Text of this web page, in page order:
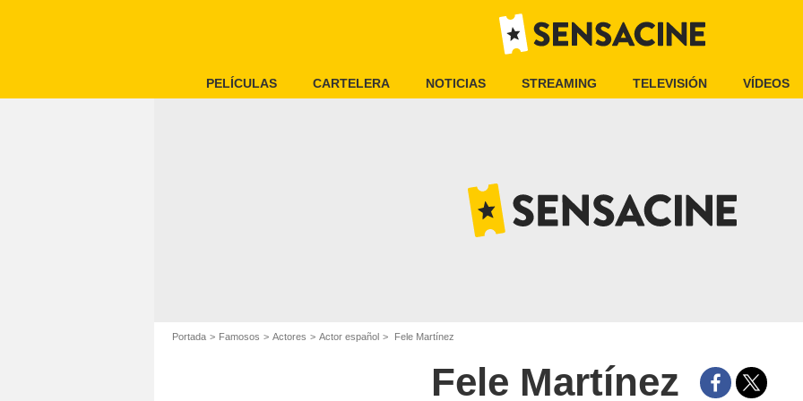
PELÍCULAS CARTELERA NOTICIAS STREAMING TELEVISIÓN VÍDEOS
Portada Famosos Actores Actor español Fele Martínez
Fele Martínez